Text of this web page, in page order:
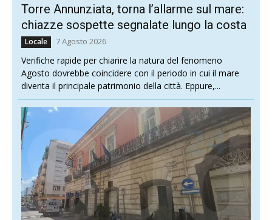
Torre Annunziata, torna l’allarme sul mare:
chiazze sospette segnalate lungo la costa
Locale 7 Agosto 2026
Verifiche rapide per chiarire la natura del fenomeno
Agosto dovrebbe coincidere con il periodo in cui il mare
diventa il principale patrimonio della città. Eppure,...